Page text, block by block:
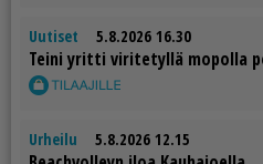
Uutiset 5.8.2026 16.30
Tei­ni yrit­ti vi­ri­te­tyl­lä mo­pol­la
Urheilu 5.8.2026 12.15